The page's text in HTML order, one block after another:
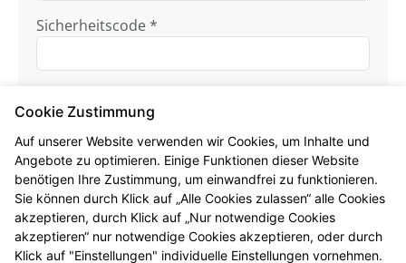
Sicherheitscode *
Ich habe dieDatenschutzhinweisezur
Kenntnis genommen.
Formular jetzt absenden
Cookie Zustimmung
Auf unserer Website verwenden wir Cookies, um Inhalte und
Angebote zu optimieren. Einige Funktionen dieser Website
benötigen Ihre Zustimmung, um einwandfrei zu funktionieren.
Sie können durch Klick auf „Alle Cookies zulassen“ alle Cookies
akzeptieren, durch Klick auf „Nur notwendige Cookies
akzeptieren“ nur notwendige Cookies akzeptieren, oder durch
Klick auf "Einstellungen" individuelle Einstellungen vornehmen.